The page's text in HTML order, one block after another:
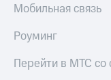
Мобильная связь
Роуминг
Перейти в МТС